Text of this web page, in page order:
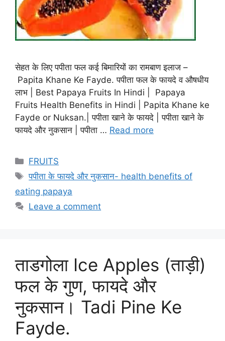
सेहत के लिए पपीता फल कई बिमारियों का रामबाण इलाज –
Papita Khane Ke Fayde. पपीता फल के फायदे व औषधीय
लाभ | Best Papaya Fruits In Hindi | Papaya
Fruits Health Benefits in Hindi | Papita Khane ke
Fayde or Nuksan.| पपीता खाने के फायदे | पपीता खाने के
फायदे और नुकसान | पपीता … Read more
Categories
FRUITS
Tags
पपीता के फायदे और नुकसान- health benefits of
eating papaya
Leave a comment
ताडगोला Ice Apples (ताड़ी)
फल के गुण, फायदे और
नुकसान। Tadi Pine Ke
Fayde.